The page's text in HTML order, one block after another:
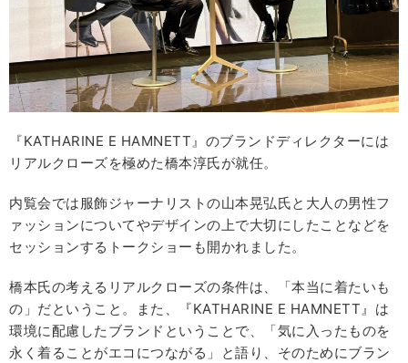
『KATHARINE E HAMNETT』のブランドディレクターには
リアルクローズを極めた橋本淳氏が就任。
内覧会では服飾ジャーナリストの山本晃弘氏と大人の男性フ
ァッションについてやデザインの上で大切にしたことなどを
セッションするトークショーも開かれました。
橋本氏の考えるリアルクローズの条件は、「本当に着たいも
の」だということ。また、『KATHARINE E HAMNETT』は
環境に配慮したブランドということで、「気に入ったものを
永く着ることがエコにつながる」と語り、そのためにブラン